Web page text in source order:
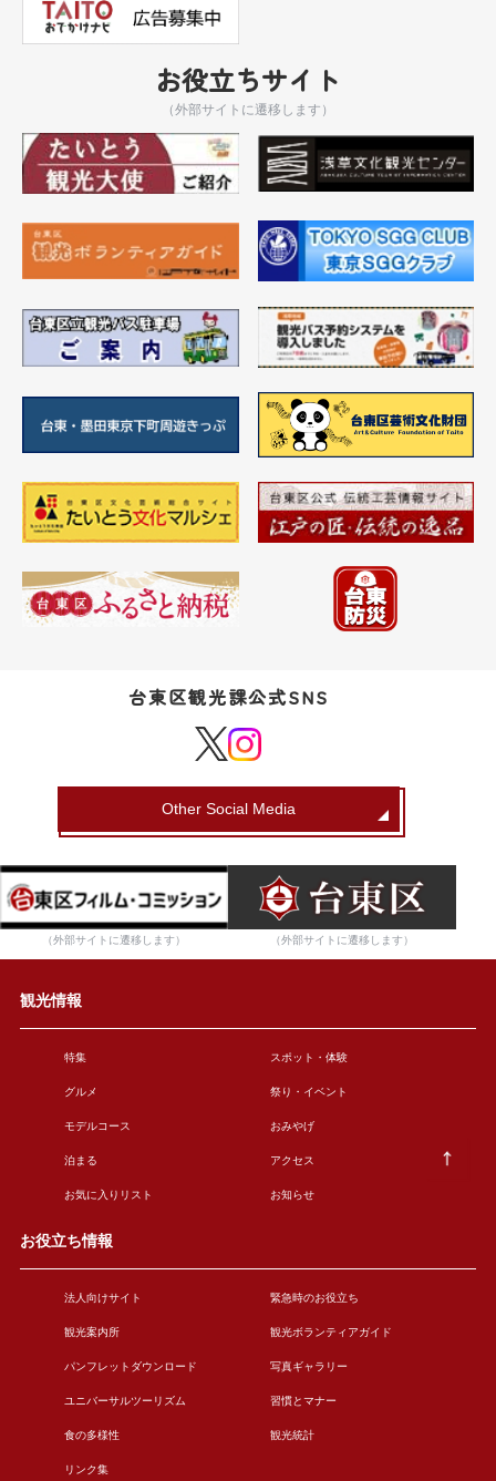
お役立ちサイト
（外部サイトに遷移します）
台東区観光課公式SNS
Other Social Media
（外部サイトに遷移します） （外部サイトに遷移します）
観光情報
特集 スポット・体験
グルメ 祭り・イベント
モデルコース おみやげ
泊まる アクセス
お気に入りリスト お知らせ
お役立ち情報
法人向けサイト 緊急時のお役立ち
観光案内所 観光ボランティアガイド
パンフレットダウンロード 写真ギャラリー
ユニバーサルツーリズム 習慣とマナー
食の多様性 観光統計
リンク集